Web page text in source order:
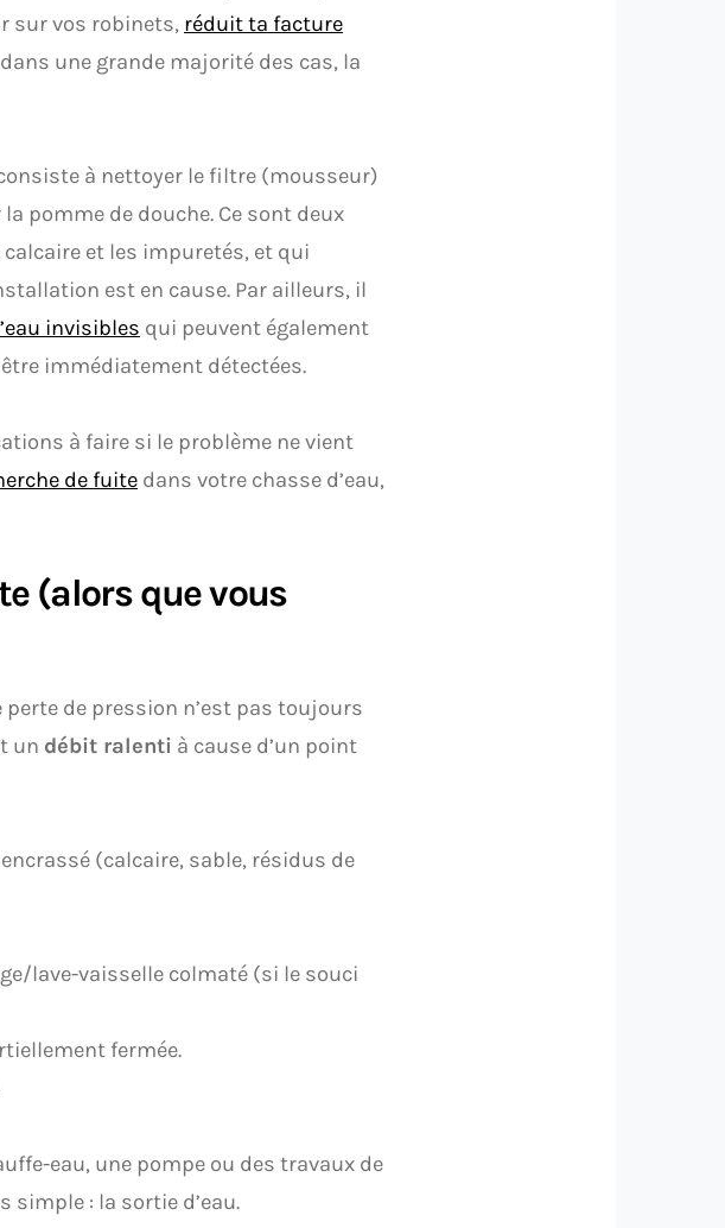
sur vos robinets, réduit ta facture
une grande majorité des cas, la
à nettoyer le filtre (mousseur)
pomme de douche. Ce sont deux
et les impuretés, et qui
est en cause. Par ailleurs, il
invisibles qui peuvent également
immédiatement détectées.
à faire si le problème ne vient
de fuite dans votre chasse d’eau,
(alors que vous
de pression n’est pas toujours
un débit ralenti à cause d’un point
encrassé (calcaire, sable, résidus de
lave-vaisselle colmaté (si le souci
fermée.
eau, une pompe ou des travaux de
simple : la sortie d’eau.